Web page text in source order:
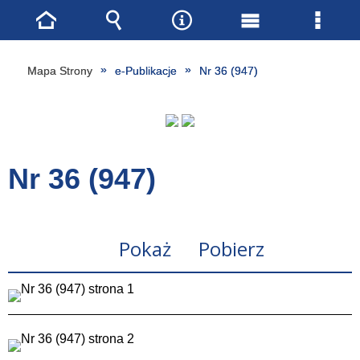
Mapa Strony e-Publikacje Nr 36 (947)
Nr 36 (947)
Pokaż Pobierz
Strona
główna
Wyszukiwarka
NarzędziaMenu
główne
Menu